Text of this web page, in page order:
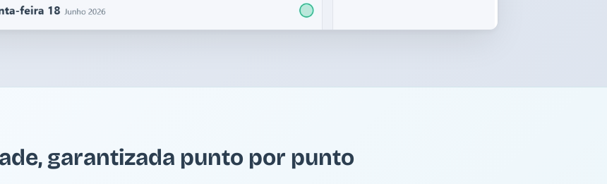
garantizada punto por punto